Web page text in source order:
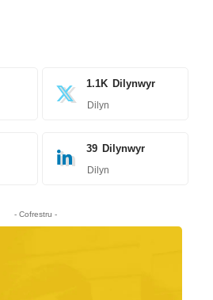
1.1K Dilynwyr
Dilyn
39 Dilynwyr
Dilyn
- Cofrestru -